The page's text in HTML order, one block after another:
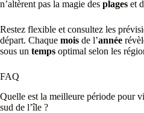
n’altèrent pas la magie des plages et
Restez flexible et consultez les
départ. Chaque mois de l’année
sous un temps optimal selon les
FAQ
Quelle est la meilleure période pour
sud de l’île ?